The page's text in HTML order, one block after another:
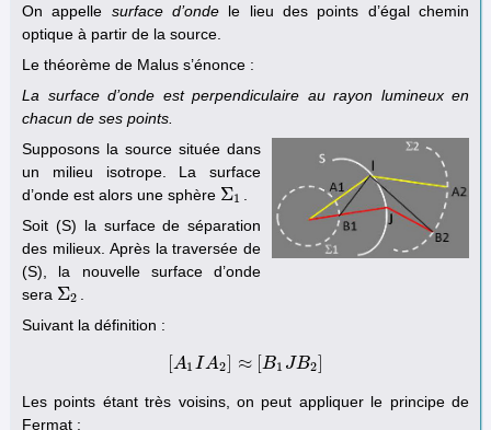
On appelle surface d’onde le lieu des points d’égal chemin
optique à partir de la source.
Le théorème de Malus s’énonce :
La surface d’onde est perpendiculaire au rayon lumineux en
chacun de ses points.
Supposons la source située dans
un milieu isotrope. La surface
d’onde est alors une sphère Σ1
Σ1
Soit (S) la surface de séparation
des milieux. Après la traversée de
(S), la nouvelle surface d’onde
sera Σ2
Σ2
Suivant la définition :
[A1 IA2] ≈ [B1 JB2]
[ A1IA ]≈[ B1JB2]
Les points étant très voisins, on peut appliquer le principe de
Fermat :